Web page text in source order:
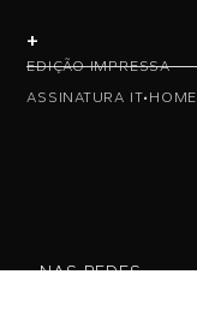
+
EDIÇÃO IMPRESSA
ASSINATURA IT•HOME
• NAS REDES •